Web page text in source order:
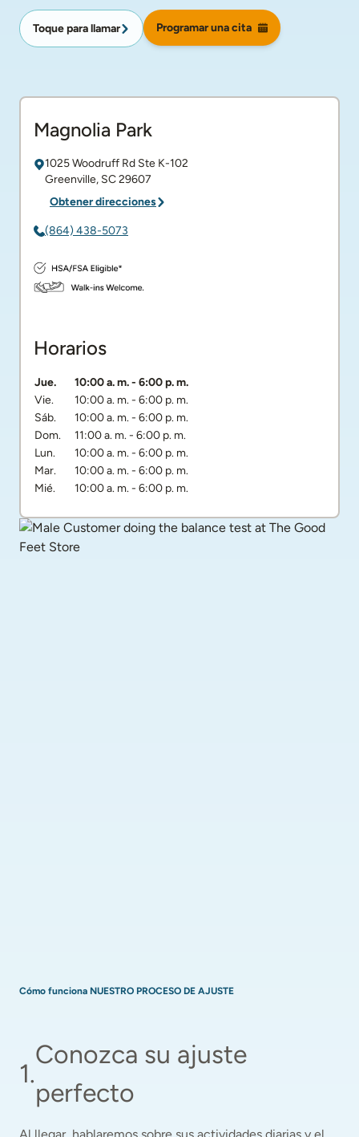
Toque para llamar Programar una cita
Magnolia Park
1025 Woodruff Rd Ste K-102
Greenville, SC29607
Obtener direcciones
(864) 438-5073
Horarios
Día de la semanaHorarios
Jue. 10:00 a. m.- 6:00 p. m.
Vie.
10:00 a. m.- 6:00 p. m.
Sáb.
10:00 a. m.- 6:00 p. m.
Dom.
11:00 a. m.- 6:00 p. m.
Lun.
10:00 a. m.- 6:00 p. m.
Mar.
10:00 a. m.- 6:00 p. m.
Mié.
10:00 a. m.- 6:00 p. m.
Cómo funciona NUESTRO PROCESO DE AJUSTE
1.
Conozca su ajuste
perfecto